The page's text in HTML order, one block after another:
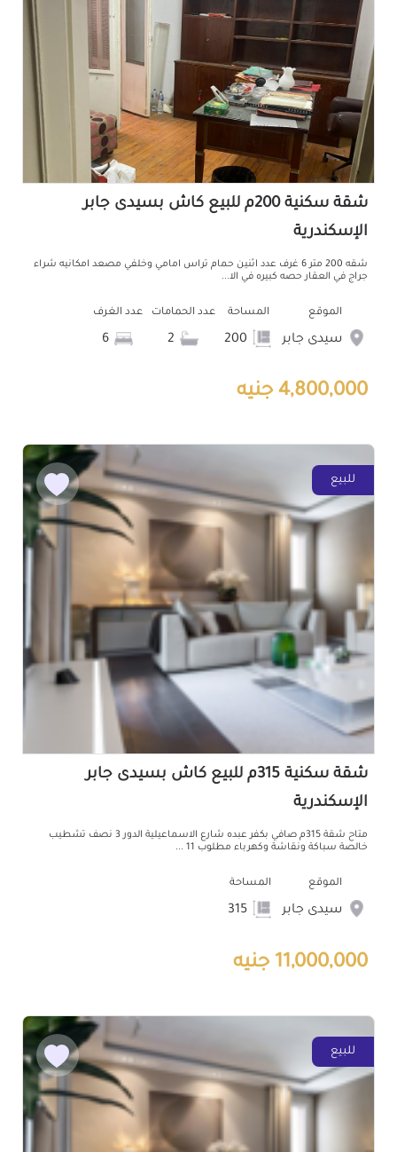
شقة سكنية 200م للبيع كاش بسيدى جابر
الإسكندرية
شقه 200 متر 6 غرف عدد اثنين حمام تراس امامي وخلفي مصعد امكانيه شراء
جراج في العقار حصه كبيره في الا...
الموقع
سيدى جابر
المساحة عدد الحمامات عدد الغرف
6
4,800,000 جنيه
للبيع
شقة سكنية 315م للبيع كاش بسيدى جابر
الإسكندرية
متاح شقة 315م صافي بكفر عبده شارع الاسماعيلية الدور 3 نصف تشطيب
خالصة سباكة ونقاشة وكهرباء مطلوب 11 ...
الموقع
سيدى جابر
المساحة
11,000,000 جنيه
للبيع